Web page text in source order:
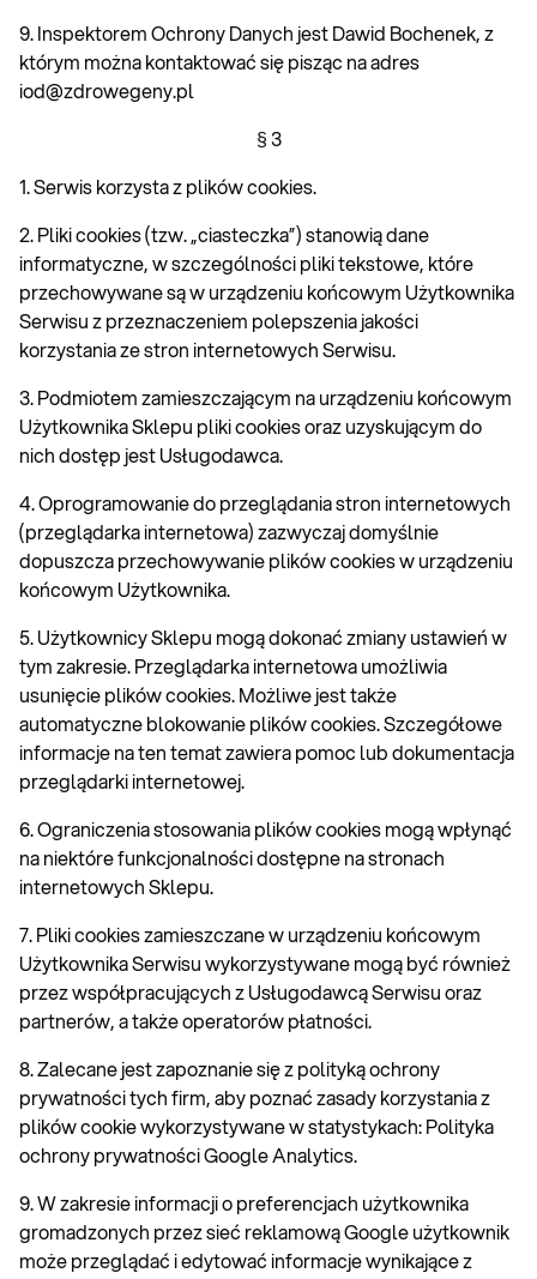
9. Inspektorem Ochrony Danych jest Dawid Bochenek, z
którym można kontaktować się pisząc na adres
iod@zdrowegeny.pl
§ 3
1. Serwis korzysta z plików cookies.
2. Pliki cookies (tzw. „ciasteczka”) stanowią dane
informatyczne, w szczególności pliki tekstowe, które
przechowywane są w urządzeniu końcowym Użytkownika
Serwisu z przeznaczeniem polepszenia jakości
korzystania ze stron internetowych Serwisu.
3. Podmiotem zamieszczającym na urządzeniu końcowym
Użytkownika Sklepu pliki cookies oraz uzyskującym do
nich dostęp jest Usługodawca.
4. Oprogramowanie do przeglądania stron internetowych
(przeglądarka internetowa) zazwyczaj domyślnie
dopuszcza przechowywanie plików cookies w urządzeniu
końcowym Użytkownika.
5. Użytkownicy Sklepu mogą dokonać zmiany ustawień w
tym zakresie. Przeglądarka internetowa umożliwia
usunięcie plików cookies. Możliwe jest także
automatyczne blokowanie plików cookies. Szczegółowe
informacje na ten temat zawiera pomoc lub dokumentacja
przeglądarki internetowej.
6. Ograniczenia stosowania plików cookies mogą wpłynąć
na niektóre funkcjonalności dostępne na stronach
internetowych Sklepu.
7. Pliki cookies zamieszczane w urządzeniu końcowym
Użytkownika Serwisu wykorzystywane mogą być również
przez współpracujących z Usługodawcą Serwisu oraz
partnerów, a także operatorów płatności.
8. Zalecane jest zapoznanie się z polityką ochrony
prywatności tych firm, aby poznać zasady korzystania z
plików cookie wykorzystywane w statystykach: Polityka
ochrony prywatności Google Analytics.
9. W zakresie informacji o preferencjach użytkownika
gromadzonych przez sieć reklamową Google użytkownik
może przeglądać i edytować informacje wynikające z